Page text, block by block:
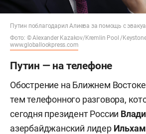
Путин поблагодарил Алиева за помощь с
Фото: © Alexander Kazakov/Kremlin Pool /
www.globallookpress.com
Путин — на телефоне
Обострение на Ближнем
тем телефонного разговора,
сегодня президент России
азербайджанский лидер